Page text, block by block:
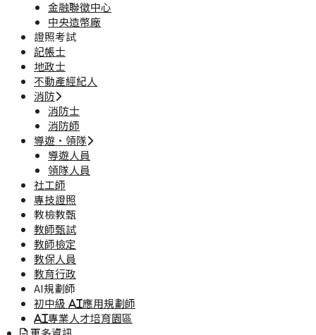
金融聯徵中心
中央造幣廠
證照考試
記帳士
地政士
不動產經紀人
消防
消防士
消防師
導遊·領隊
導遊人員
領隊人員
社工師
專技證照
教檢教甄
教師甄試
教師檢定
教保人員
教育行政
AI規劃師
初中級 AI應用規劃師
AI專業人才培育園區